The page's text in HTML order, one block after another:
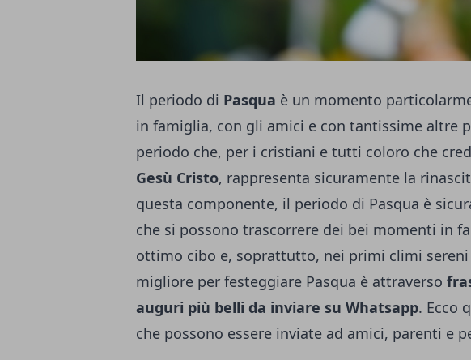
Il periodo di Pasqua è un momento
in famiglia, con gli amici e con tantissime altre
periodo che, per i cristiani e tutti coloro che
Gesù Cristo, rappresenta sicuramente la
questa componente, il periodo di Pasqua è
che si possono trascorrere dei bei momenti in
ottimo cibo e, soprattutto, nei primi climi
migliore per festeggiare Pasqua è attraverso
auguri più belli da inviare su Whatsapp. Ecco
che possono essere inviate ad amici, parenti e